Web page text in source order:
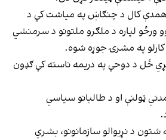
همدې کال د چنګاښ په میاشت کې د
ورځو لپاره د ملګرو ملتونو د سرمنشي
کارلو په مشرۍ جوړه شوه.
ځل د دوحې په دریمه ناسته کې ګډون
ټولنې او د طالبانو سیاسي
د نړیوالو سازمانونو، بشري